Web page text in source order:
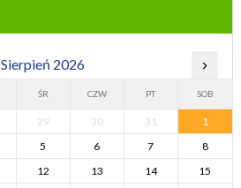
Sierpień 2026 ›
ŚR CZW PT SOB
29 30 31
1
5 6 7
8
12 13 14
15